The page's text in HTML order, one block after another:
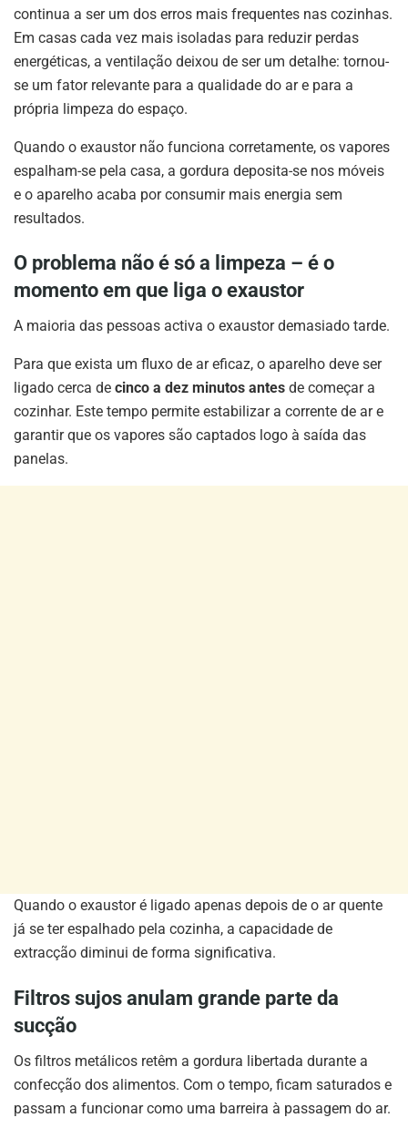
continua a ser um dos erros mais frequentes nas cozinhas.
Em casas cada vez mais isoladas para reduzir perdas
energéticas, a ventilação deixou de ser um detalhe: tornou-
se um fator relevante para a qualidade do ar e para a
própria limpeza do espaço.
Quando o exaustor não funciona corretamente, os vapores
espalham-se pela casa, a gordura deposita-se nos móveis
e o aparelho acaba por consumir mais energia sem
resultados.
O problema não é só a limpeza – é o
momento em que liga o exaustor
A maioria das pessoas activa o exaustor demasiado tarde.
Para que exista um fluxo de ar eficaz, o aparelho deve ser
ligado cerca de cinco a dez minutos antes de começar a
cozinhar. Este tempo permite estabilizar a corrente de ar e
garantir que os vapores são captados logo à saída das
panelas.
Quando o exaustor é ligado apenas depois de o ar quente
já se ter espalhado pela cozinha, a capacidade de
extracção diminui de forma significativa.
Filtros sujos anulam grande parte da
sucção
Os filtros metálicos retêm a gordura libertada durante a
confecção dos alimentos. Com o tempo, ficam saturados e
passam a funcionar como uma barreira à passagem do ar.